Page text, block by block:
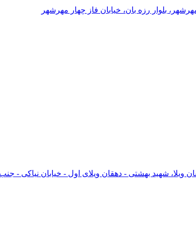
بلوار رزه بان، خیابان فاز چهار مهرشهر
ویلا، شهید بهشتی - دهقان ویلای اول - خیابان نیاکی -